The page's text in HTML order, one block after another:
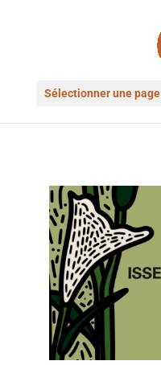
Sélectionner une page